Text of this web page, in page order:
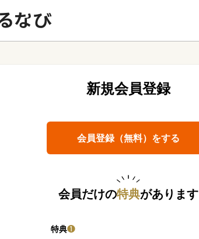
新規会員登録
会員登録（無料）をする
会員だけの特典があります
特典❶